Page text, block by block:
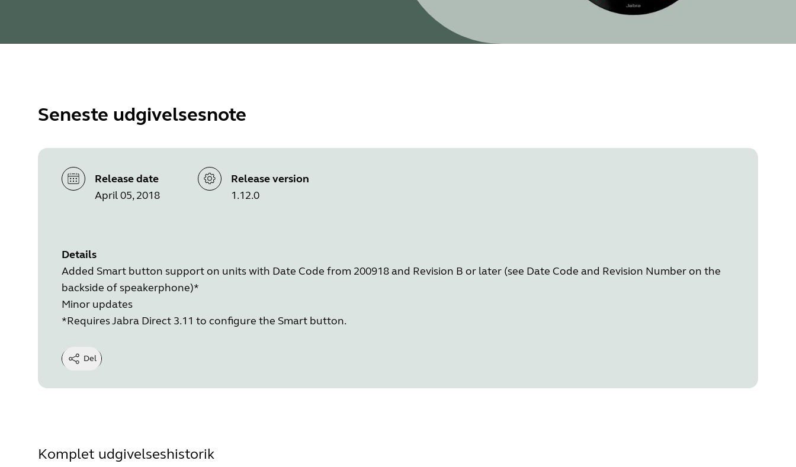
Seneste udgivelsesnote
Release date
April 05, 2018
Release version
1.12.0
Details
Added Smart button support on units with Date Code from 200918 and Revision B or later (see Date Code and Revision Number on the
backside of speakerphone)*
Minor updates
*Requires Jabra Direct 3.11 to configure the Smart button.
Del
Komplet udgivelseshistorik